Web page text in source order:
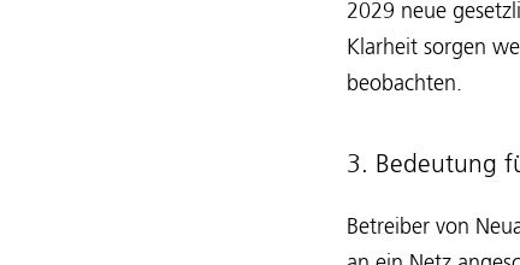
2029 neue
Klarheit sorgen
beobachten.
3. Bedeutung
Betreiber von